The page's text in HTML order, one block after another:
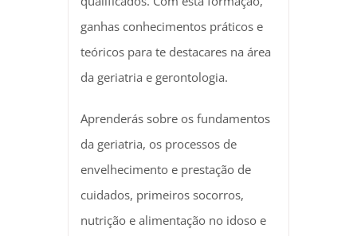
ganhas conhecimentos práticos e
teóricos para te destacares na área
da geriatria e gerontologia.
Aprenderás sobre os fundamentos
da geriatria, os processos de
envelhecimento e prestação de
cuidados, primeiros socorros,
nutrição e alimentação no idoso e